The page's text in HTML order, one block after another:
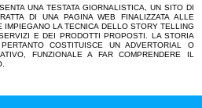
UNA TESTATA GIORNALISTICA, UN SITO DI
DI UNA PAGINA WEB FINALIZZATA ALLE
LA TECNICA DELLO STORY TELLING
E DEI PRODOTTI PROPOSTI. LA STORIA
COSTITUISCE UN ADVERTORIAL O
FUNZIONALE A FAR COMPRENDERE IL